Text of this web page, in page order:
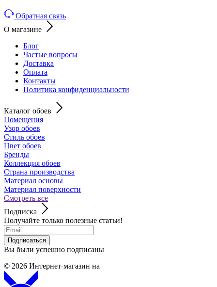
Обратная связь
О магазине
Блог
Частые вопросы
Доставка
Оплата
Контакты
Политика конфиденциальности
Каталог обоев
Помещения
Узор обоев
Стиль обоев
Цвет обоев
Бренды
Коллекция обоев
Страна производства
Материал основы
Материал поверхности
Смотреть все
Подписка
Получайте только полезные статьи!
Подписаться
Вы были успешно подписаны
© 2026 Интернет-магазин на